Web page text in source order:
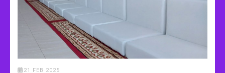
21 FEB 2025